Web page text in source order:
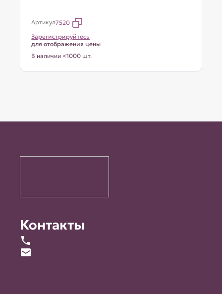
Артикул7520
Зарегистрируйтесь
для отображения цены
В наличии <1000 шт.
Контакты